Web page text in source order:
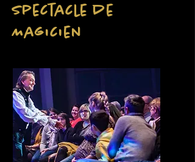
Spectacle de
Magicien